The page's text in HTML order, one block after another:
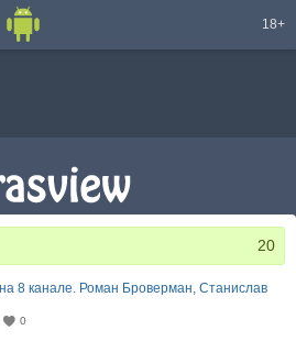
18+
20
8 канале. Роман Броверман, Станислав
0